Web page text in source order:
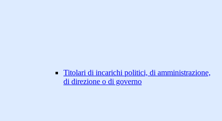
Titolari di incarichi politici, di amministrazione,
di direzione o di governo